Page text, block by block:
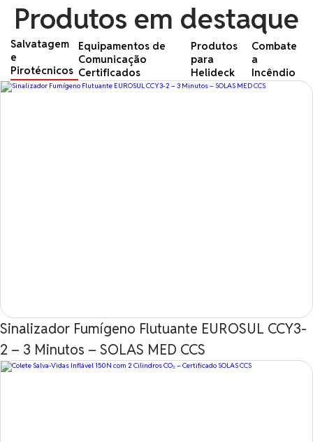
Produtos em destaque
Salvatagem
e
Pirotécnicos
Equipamentos de
Comunicação
Certificados
Produtos
para
Helideck
Combate
a
Incêndio
Sinalizador Fumígeno Flutuante EUROSUL CCY3-
2 – 3 Minutos – SOLAS MED CCS